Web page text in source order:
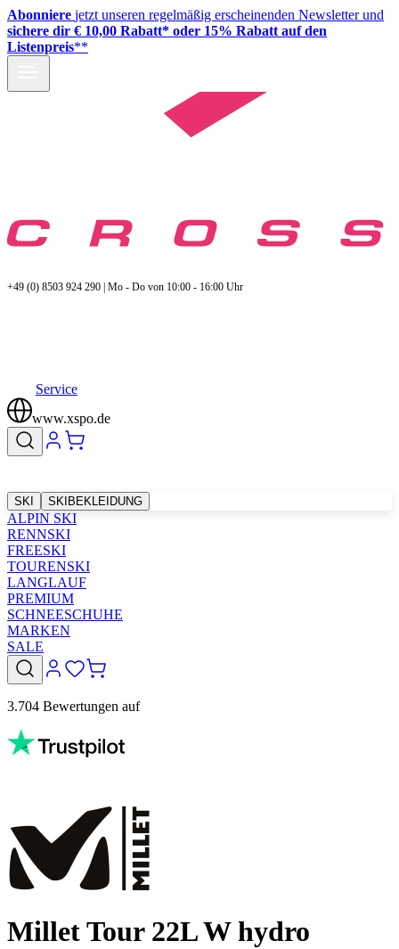
Abonniere jetzt unseren regelmäßig erscheinenden Newsletter und
sichere dir € 10,00 Rabatt* oder 15% Rabatt auf den
Listenpreis**
+49 (0) 8503 924 290 | Mo - Do von 10:00 - 16:00 Uhr
Service
www.xspo.de
SKI SKIBEKLEIDUNG
ALPIN SKI
RENNSKI
FREESKI
TOURENSKI
LANGLAUF
PREMIUM
SCHNEESCHUHE
MARKEN
SALE
3.704 Bewertungen auf
Millet Tour 22L W hydro